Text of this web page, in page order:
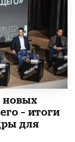
новых
– итоги
для